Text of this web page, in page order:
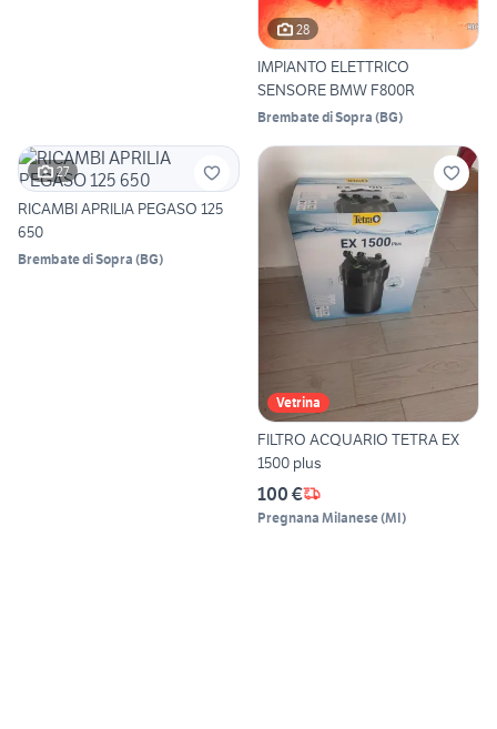
28
IMPIANTO ELETTRICO
SENSORE BMW F800R
Brembate di Sopra (BG)
27
RICAMBI APRILIA PEGASO 125
650
Brembate di Sopra (BG)
Vetrina
FILTRO ACQUARIO TETRA EX
1500 plus
100 €
Pregnana Milanese(MI)